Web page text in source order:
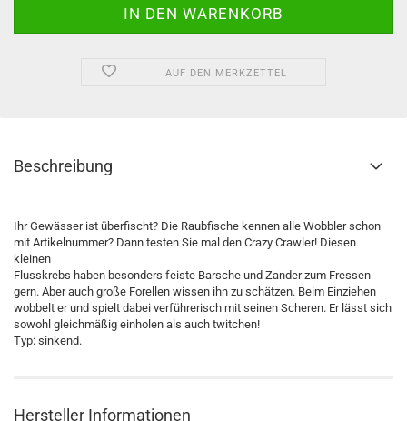
AUF DEN MERKZETTEL
Beschreibung
Ihr Gewässer ist überfischt? Die Raubfische kennen alle Wobbler schon
mit Artikelnummer? Dann testen Sie mal den Crazy Crawler! Diesen
kleinen
Flusskrebs haben besonders feiste Barsche und Zander zum Fressen
gern. Aber auch große Forellen wissen ihn zu schätzen. Beim Einziehen
wobbelt er und spielt dabei verführerisch mit seinen Scheren. Er lässt sich
sowohl gleichmäßig einholen als auch twitchen!
Typ: sinkend.
Hersteller Informationen